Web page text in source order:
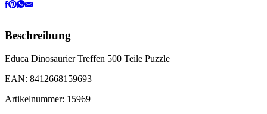
Beschreibung
Educa Dinosaurier Treffen 500 Teile Puzzle
EAN: 8412668159693
Artikelnummer: 15969